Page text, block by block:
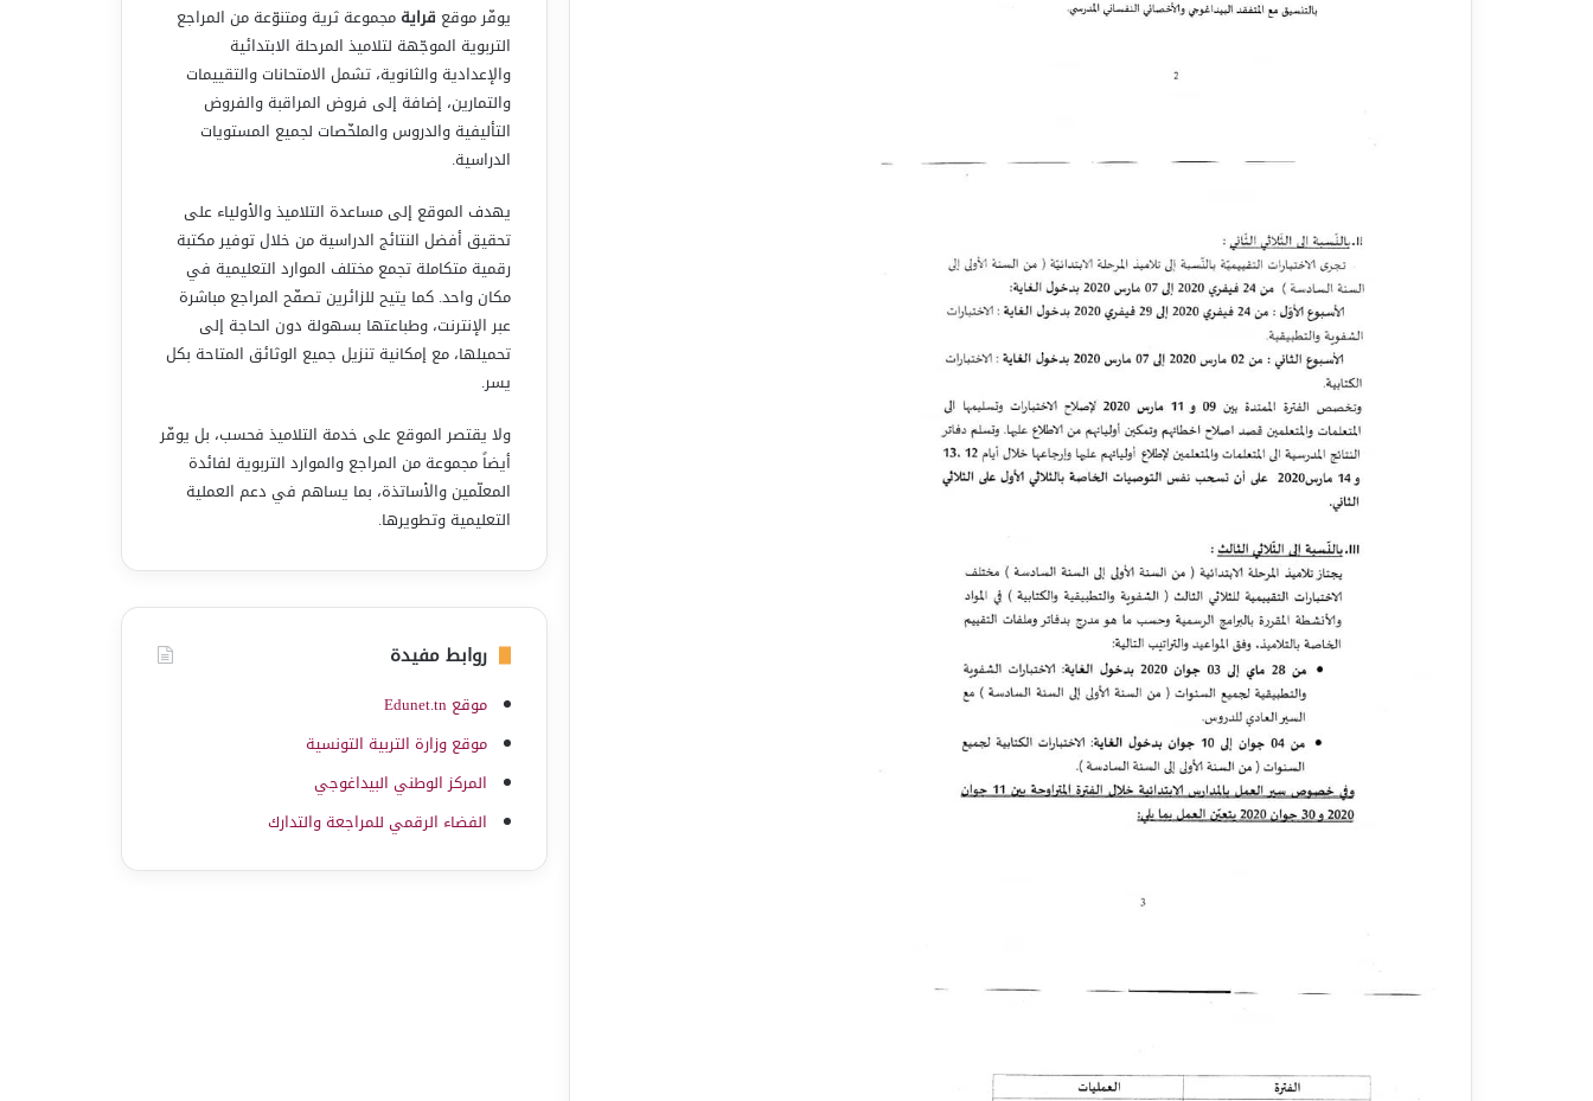
يوفّر موقع قرايةمجموعة ثرية ومتنوّعة من المراجع
التربوية الموجّهة لتلاميذ المرحلة الابتدائية
والإعدادية والثانوية، تشمل الامتحانات والتقييمات
والتمارين، إضافة إلى فروض المراقبة والفروض
التأليفية والدروس والملخّصات لجميع المستويات
الدراسية.
يهدف الموقع إلى مساعدة التلاميذ والأولياء على
تحقيق أفضل النتائج الدراسية من خلال توفير مكتبة
رقمية متكاملة تجمع مختلف الموارد التعليمية في
مكان واحد. كما يتيح للزائرين تصفّح المراجع مباشرة
عبر الإنترنت، وطباعتها بسهولة دون الحاجة إلى
تحميلها، مع إمكانية تنزيل جميع الوثائق المتاحة بكل
يسر.
ولا يقتصر الموقع على خدمة التلاميذ فحسب، بل يوفّر
أيضاً مجموعة من المراجع والموارد التربوية لفائدة
المعلّمين والأساتذة، بما يساهم في دعم العملية
التعليمية وتطويرها.
روابط مفيدة
موقع Edunet.tn
موقع وزارة التربية التونسية
المركز الوطني البيداغوجي
الفضاء الرقمي للمراجعة والتدارك